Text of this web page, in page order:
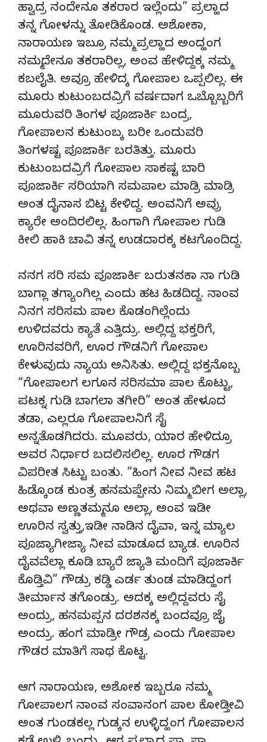
ಹ್ವಾದ್ರ ನಂದೇನೂ ತಕರಾರ ಇಲ್ಲೆಂದು” ಪ್ರಲ್ಹಾದ
ತನ್ನ ಗೋಳನ್ನು ತೋಡಿಕೊಂಡ. ಅಶೋಕಾ,
ನಾರಾಯಣ ಇಬ್ರೂ ನಮ್ಮ ಪ್ರಲ್ಹಾದ ಅಂದ್ಹಂಗ
ನಮ್ಮದೇನೂ ತಕರಾರಿಲ್ಲ, ಅಂವ ಹೇಳಿದ್ದಕ್ಕ ನಮ್ಮ
ಕಬಲೈತಿ. ಅವ್ರೂ ಹೇಳಿದ್ಕ ಗೋಪಾಲ ಒಪ್ಪಲಿಲ್ಲ. ಈ
ಮೂರು ಕುಟುಂಬದವ್ರಿಗೆ ವರ್ಷದಾಗ ಒಬ್ಬೊಬ್ಬರಿಗೆ
ಮೂರುವರಿ ತಿಂಗಳ ಪೂಜಾರ್ಕಿ ಬಂದ್ರ,
ಗೋಪಾಲನ ಕುಟುಂಬ್ಕ ಬರೀ ಒಂದುವರಿ
ತಿಂಗಳಷ್ಟ ಪೂಜಾರ್ಕಿ ಬರತಿತ್ತು. ಮೂರು
ಕುಟುಂಬದವ್ರಿಗೆ ಗೋಪಾಲ ಸಾಕಷ್ಟ ಬಾರಿ
ಪೂಜಾರ್ಕಿ ಸರಿಯಾಗಿ ಸಮಪಾಲ ಮಾಡ್ರಿ ಮಾಡ್ರಿ
ಅಂತ ದೈನಾಸ ಬಿಟ್ಟ ಕೇಳಿದ್ದ. ಅಂವನಿಗೆ ಅವ್ರು
ಕ್ಯಾರೇ ಅಂದಿರಲಿಲ್ಲ. ಹಿಂಗಾಗಿ ಗೋಪಾಲ ಗುಡಿ
ಕೀಲಿ ಹಾಕಿ ಚಾವಿ ತನ್ನ ಉಡದಾರಕ್ಕ ಕಟಗೊಂದಿದ್ದ.
ನನಗ ಸರಿ ಸಮ ಪೂಜಾರ್ಕಿ ಬರುತನಕಾ ನಾ ಗುಡಿ
ಬಾಗ್ಲಾ ತಗ್ಯಾಂಗಿಲ್ಲ ಎಂದು ಹಟ ಹಿಡದಿದ್ದ. ನಾಂವ
ನಿನಗ ಸರಿಸಮ ಪಾಲ ಕೊಡಂಗಿಲ್ಲೆಂದು
ಉಳಿದವರು ಕ್ಯಾತೆ ಎತ್ತಿದ್ರು. ಅಲ್ಲಿದ್ದ ಭಕ್ತರಿಗೆ,
ಊರಿನವರಿಗೆ, ಊರ ಗೌಡನಿಗೆ ಗೋಪಾಲ
ಕೇಳುವುದು ನ್ಯಾಯ ಅನಿಸಿತು. ಅಲ್ಲಿದ್ದ ಭಕ್ತನೊಬ್ಬ
“ಗೋಪಾಲಗ ಲಗೂನ ಸರಿಸಮಾ ಪಾಲ ಕೊಟ್ಟು,
ಪಟಕ್ನ ಗುಡಿ ಬಾಗಲಾ ತಗೀರಿ” ಅಂತ ಹೇಳೂದ
ತಡಾ, ಎಲ್ಲರೂ ಗೋಪಾಲನಿಗೆ ಸೈ
ಅನ್ನತೊಡಗಿದರು. ಮೂವರು, ಯಾರ ಹೇಳಿದ್ರೂ
ಅವರ ನಿರ್ಧಾರ ಬದಲಿಸಲಿಲ್ಲ. ಊರ ಗೌಡಗ
ವಿಪರೀತ ಸಿಟ್ಟು ಬಂತು. “ಹಿಂಗ ನೀವ ನೀವ ಹಟ
ಹಿಡ್ಕೊಂಡ ಕುಂತ್ರ ಹನಮಪ್ಪೇನು ನಿಮ್ಮ ಬೀಗ ಅಲ್ಲಾ,
ಅಥವಾ ಅಣ್ಣತಮ್ಮನೂ ಅಲ್ಲಾ, ಅಂವ ಇಡೀ
ಊರಿನ ಸ್ವತ್ತು,ಇಡೀ ನಾಡಿನ ದೈವಾ, ಇನ್ನ ಮ್ಯಾಲ
ಪೂಜ್ಯಾಗೀಜ್ಯಾ ನೀವ ಮಾಡೂದ ಬ್ಯಾಡ. ಊರಿನ
ದೈವವೆಲ್ಲಾ ಕೂಡಿ ಬ್ಯಾರೆ ಜ್ಯಾತಿ ಮಂದಿಗೆ ಪೂಜಾರ್ಕಿ
ಕೊಡ್ತಿವಿ” ಗೌಡ್ರು ಕಡ್ಡಿ ಎರ್ಡ ತುಂಡ ಮಾಡಿದ್ಹಂಗ
ತೀರ್ಮಾನ ತಗೊಂಡ್ರು. ಅದಕ್ಕ ಅಲ್ಲಿದ್ದವರು ಸೈ
ಅಂದ್ರು, ಹನಮಪ್ಪನ ದರಶನಕ್ಕ ಬಂದವ್ರೂ ಜೈ
ಅಂದ್ರು. ಹಂಗ ಮಾಡ್ರೀ ಗೌಡ್ರ ಎಂದು ಗೋಪಾಲ
ಗೌಡರ ಮಾತಿಗೆ ಸಾಥ ಕೊಟ್ಟ.
ಆಗ ನಾರಾಯಣ, ಅಶೋಕ ಇಬ್ಬರೂ ನಮ್ಮ
ಗೋಪಾಲಗ ನಾಂವ ಸಂವಾನಂಗ ಪಾಲ ಕೋಡ್ತೀವಿ
ಅಂತ ಗುಂಡಕಲ್ಲ ಗುಡ್ಕನ ಉಳ್ಳಿದ್ಹಂಗ ಗೋಪಾಲನ